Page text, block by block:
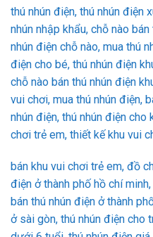
thú nhún điện, thú nhún điện
nhún nhập khẩu, chỗ nào
nhún điện chỗ nào, mua thú
điện cho bé, thú nhún điện
chỗ nào bán thú nhún điện
vui chơi, mua thú nhún điện,
nhún điện, thú nhún điện
chơi trẻ em, thiết kế khu vui
bán khu vui chơi trẻ em, đồ
điện ở thành phố hồ chí
bán thú nhún điện ở thành
ở sài gòn, thú nhún điện cho